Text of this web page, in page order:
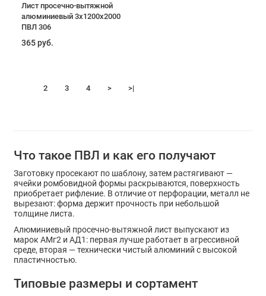
Лист просечно-вытяжной
алюминиевый 3х1200х2000
ПВЛ 306
365 руб.
2 3 4 > >|
Что такое ПВЛ и как его получают
Заготовку просекают по шаблону, затем растягивают —
ячейки ромбовидной формы раскрываются, поверхность
приобретает рифление. В отличие от перфорации, металл не
вырезают: форма держит прочность при небольшой
толщине листа.
Алюминиевый просечно-вытяжной лист выпускают из
марок АМг2 и АД1: первая лучше работает в агрессивной
среде, вторая — технически чистый алюминий с высокой
пластичностью.
Типовые размеры и сортамент